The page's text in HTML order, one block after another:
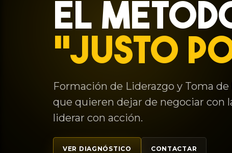
EL
"JUSTO
Formación de Liderazgo y Toma
que quieren dejar de negociar con
liderar con acción.
VER DIAGNÓSTICO CONTACTAR